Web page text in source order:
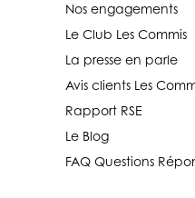
Nos engagements
Le Club Les Commis
La presse en parle
Avis clients Les
Rapport RSE
Le Blog
FAQ Questions